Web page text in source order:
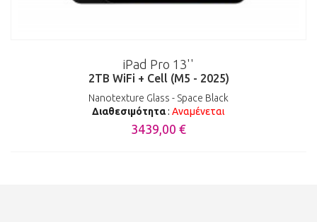
iPad Pro 13''
2TB WiFi + Cell (M5 - 2025)
Nanotexture Glass - Space Black
Διαθεσιμότητα: Αναμένεται
3439,00 €